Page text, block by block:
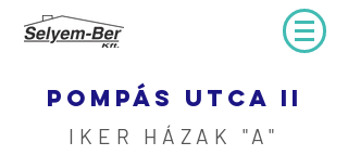
Pompás utca II
IKER HÁZAK "A"